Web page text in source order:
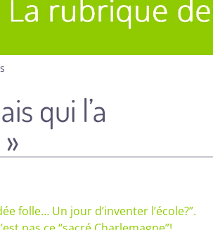
qui l’a
folle… Un jour d’inventer l’école?”.